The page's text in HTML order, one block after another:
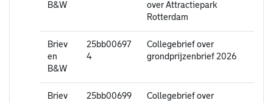
B&W
over Attractiepark
Rotterdam
Briev
en
B&W
25bb00697
4
Collegebrief over
grondprijzenbrief 2026
Briev
25bb00699
Collegebrief over